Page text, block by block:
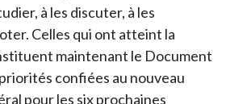
à les discuter, à les
Celles qui ont atteint la
maintenant le Document
confiées au nouveau
pour les six prochaines